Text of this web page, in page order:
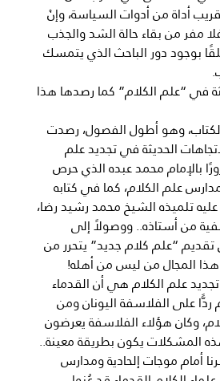
أداة من أدوات السياسة، وإنْ
مفر من بقاء حالة الشد والجذب
بوجود دور الباحث الذي يتمسك
في “علم الكلام” كما رصدها هذا
وهو أطول الفصول، رصدت
الحديثة في تجديد علم
بالإمام محمد عبده الذي حرص
علم الكلام، كما في كتابه
عليه تلميذه الشيخ محمد رشيد رضا،
من أستاذه.. ووصولاً إلى
“علم كلام جديد” يتحرر من
المجال من ليس من أهله!
علم الكلام هي أن القدماء
ردًّا على الفلاسفة اليونان ومن
وكان هؤلاء الفلاسفة يعرضون
المشكلات يكون بطريقة معينة..
أمام موجات إلحادية ومدارس